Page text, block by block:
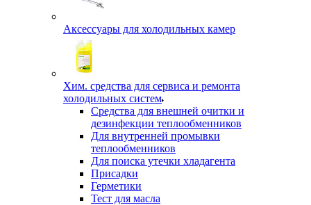
Аксессуары для холодильных камер
Хим. средства для сервиса и ремонта
холодильных систем
Средства для внешней очитки и
дезинфекции теплообменников
Для внутренней промывки
теплообменников
Для поиска утечки хладагента
Присадки
Герметики
Тест для масла